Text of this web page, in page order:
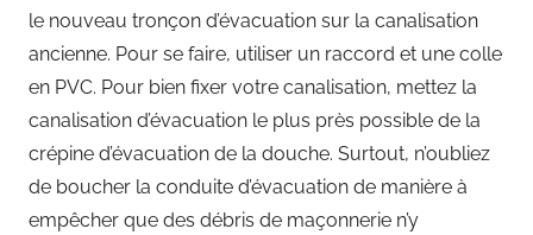
le nouveau tronçon d’évacuation sur la canalisation
ancienne. Pour se faire, utiliser un raccord et une colle
en PVC. Pour bien fixer votre canalisation, mettez la
canalisation d’évacuation le plus près possible de la
crépine d’évacuation de la douche. Surtout, n’oubliez
de boucher la conduite d’évacuation de manière à
empêcher que des débris de maçonnerie n’y